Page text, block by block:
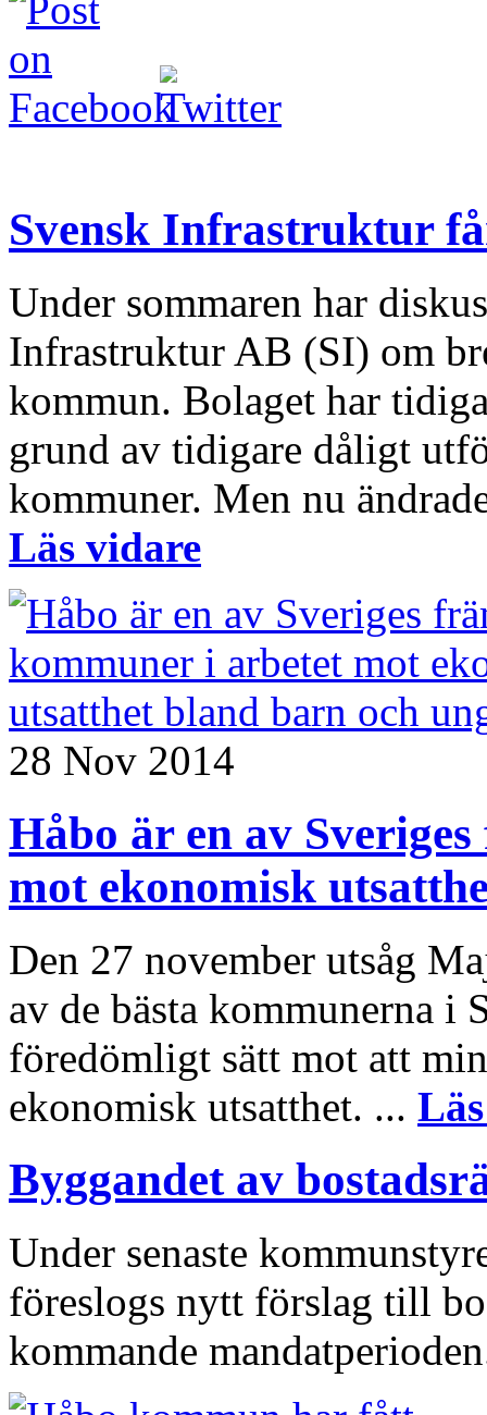
Svensk Infrastruktur
Under sommaren har
Infrastruktur AB (SI) om
kommun. Bolaget har
grund av tidigare dåligt
kommuner. Men nu
Läs vidare
28 Nov 2014
Håbo är en av
mot ekonomisk
Den 27 november utsåg
av de bästa kommunerna i
föredömligt sätt mot att
ekonomisk utsatthet. ...
Byggandet av
Under senaste
föreslogs nytt förslag till
kommande